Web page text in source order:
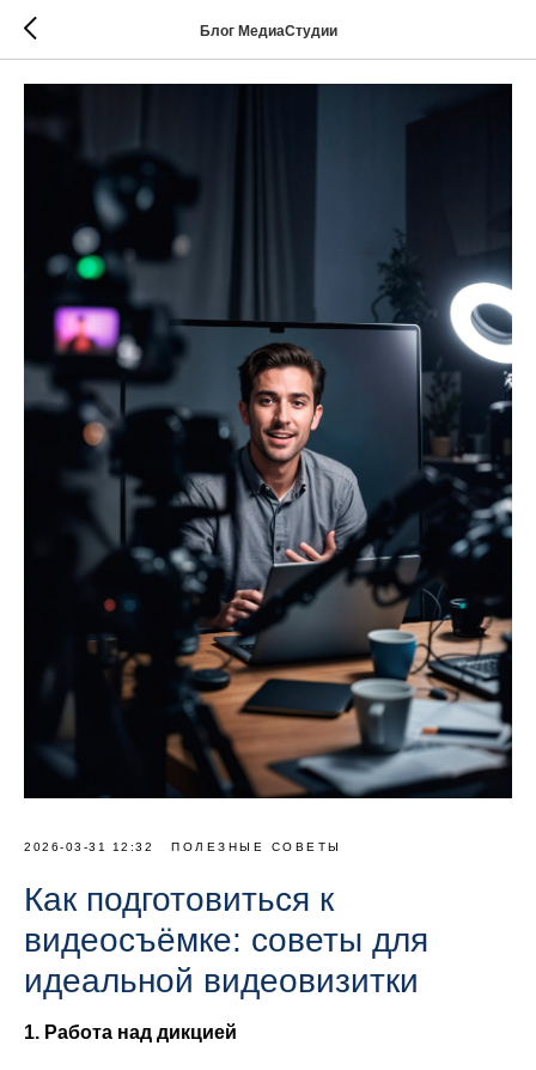
Блог МедиаСтудии
2026-03-31 12:32 ПОЛЕЗНЫЕ СОВЕТЫ
Как подготовиться к
видеосъёмке: советы для
идеальной видеовизитки
1. Работа над дикцией